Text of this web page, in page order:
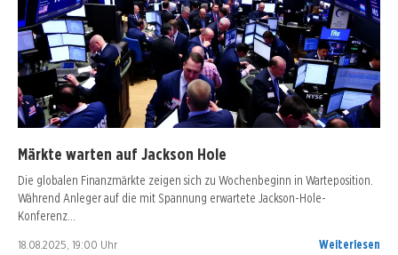
Märkte warten auf Jackson Hole
Die globalen Finanzmärkte zeigen sich zu Wochenbeginn in Warteposition.
Während Anleger auf die mit Spannung erwartete Jackson-Hole-
Konferenz…
18.08.2025, 19:00 Uhr Weiterlesen